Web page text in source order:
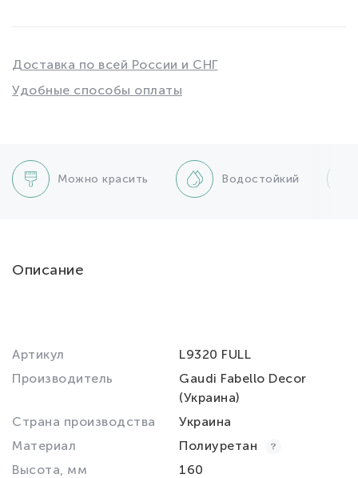
Доставка по всей России и СНГ
Удобные способы оплаты
Можно красить Водостойкий
Описание
Артикул
L9320 FULL
Производитель
Gaudi Fabello Decor
(Украина)
Страна производства
Украина
Материал
Полиуретан
Высота, мм
160